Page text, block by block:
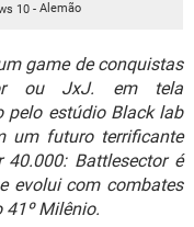
10 - Alemão
game de conquistas
ou JxJ. em tela
pelo estúdio Black lab
um futuro terrificante
40.000: Battlesector é
evolui com combates
Milênio.